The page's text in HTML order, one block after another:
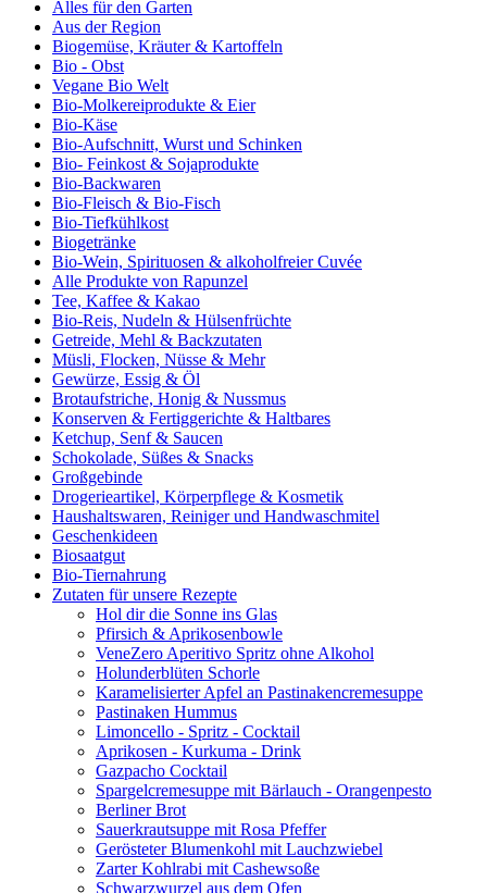
Alles für den Garten
Aus der Region
Biogemüse, Kräuter & Kartoffeln
Bio - Obst
Vegane Bio Welt
Bio-Molkereiprodukte & Eier
Bio-Käse
Bio-Aufschnitt, Wurst und Schinken
Bio- Feinkost & Sojaprodukte
Bio-Backwaren
Bio-Fleisch & Bio-Fisch
Bio-Tiefkühlkost
Biogetränke
Bio-Wein, Spirituosen & alkoholfreier Cuvée
Alle Produkte von Rapunzel
Tee, Kaffee & Kakao
Bio-Reis, Nudeln & Hülsenfrüchte
Getreide, Mehl & Backzutaten
Müsli, Flocken, Nüsse & Mehr
Gewürze, Essig & Öl
Brotaufstriche, Honig & Nussmus
Konserven & Fertiggerichte & Haltbares
Ketchup, Senf & Saucen
Schokolade, Süßes & Snacks
Großgebinde
Drogerieartikel, Körperpflege & Kosmetik
Haushaltswaren, Reiniger und Handwaschmitel
Geschenkideen
Biosaatgut
Bio-Tiernahrung
Zutaten für unsere Rezepte
Hol dir die Sonne ins Glas
Pfirsich & Aprikosenbowle
VeneZero Aperitivo Spritz ohne Alkohol
Holunderblüten Schorle
Karamelisierter Apfel an Pastinakencremesuppe
Pastinaken Hummus
Limoncello - Spritz - Cocktail
Aprikosen - Kurkuma - Drink
Gazpacho Cocktail
Spargelcremesuppe mit Bärlauch - Orangenpesto
Berliner Brot
Sauerkrautsuppe mit Rosa Pfeffer
Gerösteter Blumenkohl mit Lauchzwiebel
Zarter Kohlrabi mit Cashewsoße
Schwarzwurzel aus dem Ofen